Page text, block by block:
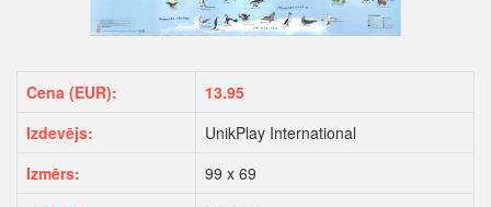
Cena (EUR):
13.95
Izdevējs:
UnikPlay International
Izmērs:
99 x 69